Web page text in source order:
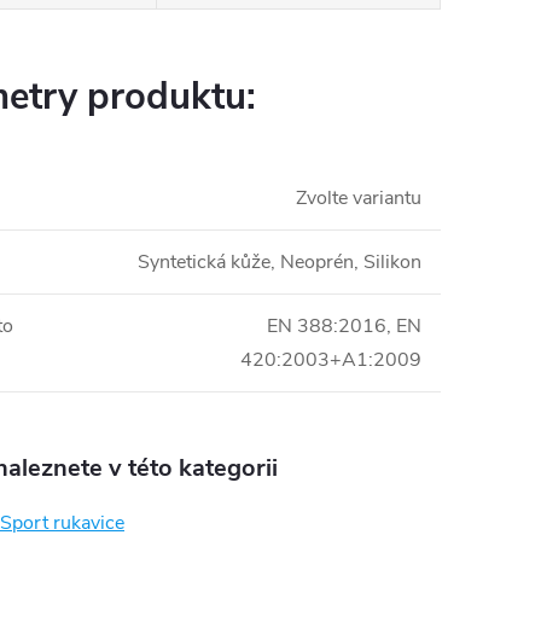
produktu:
Zvolte variantu
Syntetická kůže, Neoprén, Silikon
EN 388:2016, EN
420:2003+A1:2009
v této kategorii
rukavice